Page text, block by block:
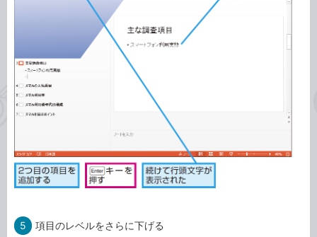
5 項目のレベルをさらに下げる